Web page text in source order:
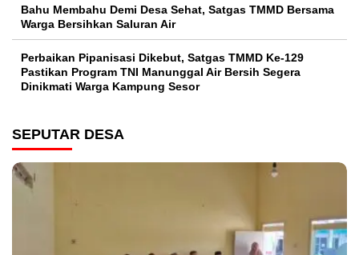
Bahu Membahu Demi Desa Sehat, Satgas TMMD Bersama
Warga Bersihkan Saluran Air
Perbaikan Pipanisasi Dikebut, Satgas TMMD Ke-129
Pastikan Program TNI Manunggal Air Bersih Segera
Dinikmati Warga Kampung Sesor
SEPUTAR DESA